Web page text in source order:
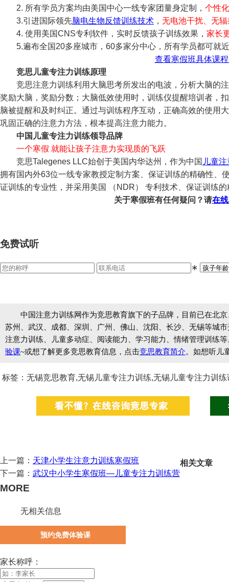
2. 所有学员方案均由美国中心一线专家团量身定制， 个性
3.引进国际领先脑电生物反馈训练技术 ， 无电池干扰、无
4. 使用美国CNS专利软件，实时反馈孩子训练效果， 家长
5.遍布全国20多座城市，60多家分中心，所有学员都可就
查看寒假班具体课
竞思儿童专注力训练原理
竞思注意力训练利用大脑思考所发出的电波，分析大脑的
奖励大脑，奖励分数；大脑低效使用时，训练仪提醒培训者，
脑被提醒和及时纠正。通过与训练程序互动，正确高效的使用
巩固正确的注意力方法，根本提高注意力能力。
中国儿童专注力训练领导品牌
一个寒假 就能让孩子注意力实现质的飞跃
竞思Talegenes LLC始创于美国内华达州，作为中国 儿童
拥有国内外63位一线专家教授定制方案、保证训练的精确性、
证训练的专业性，并采用美国 （NDR） 专利技术、保证训练的
关于寒假班有任何疑问？请在
免费试听
∗
中国注意力训练网作为竞思教育旗下的子品牌，目前已在北
苏州、武汉、成都、深圳、广州、佛山、沈阳、长沙、无锡等城
注意力训练、儿童多动症、阅读能力、学习能力、情绪管理训练
验课~或想了解更多竞思教育信息，点击竞思教育简介。如想听儿
标签：无锡竞思教育,无锡儿童专注力训练,无锡儿童专注力训练
上一篇： 天津小学生注意力训练寒假班
下一篇： 武汉中小学生寒假班—儿童专注力训练营
相关文章
MORE
无相关信息
预约免费体验课
家长称呼：